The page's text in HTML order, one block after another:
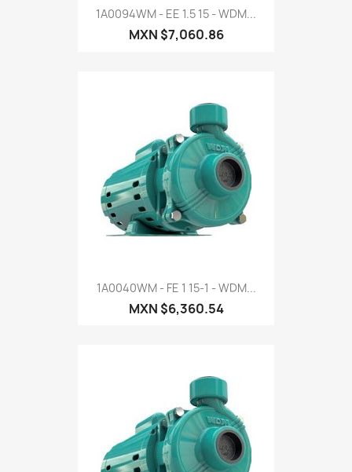
1A0094WM - EE 1.5 15 - WDM...
MXN $7,060.86
1A0040WM - FE 1 15-1 - WDM...
MXN $6,360.54